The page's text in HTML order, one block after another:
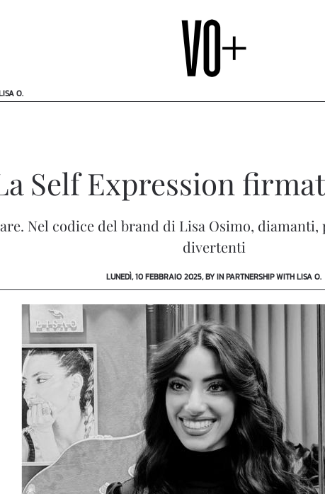
O.
Self Expression
Nel codice del brand di Lisa Osimo,
divertenti
LUNEDÌ, 10 FEBBRAIO 2025, BY IN PARTNERSHIP WITH LISA O.